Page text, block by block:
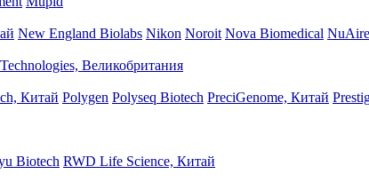
New England Biolabs Nikon Noroit Nova Biomedical NuAire
Великобритания
Китай Polygen Polyseq Biotech PreciGenome, Китай
Biotech RWD Life Science, Китай